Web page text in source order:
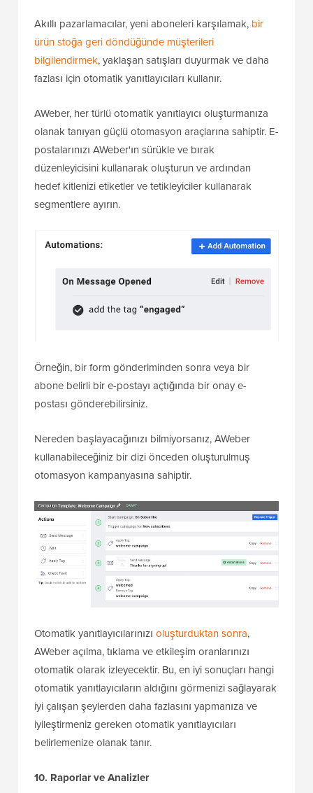
Akıllı pazarlamacılar, yeni aboneleri karşılamak, bir
ürün stoğa geri döndüğünde müşterileri
bilgilendirmek, yaklaşan satışları duyurmak ve daha
fazlası için otomatik yanıtlayıcıları kullanır.
AWeber, her türlü otomatik yanıtlayıcı oluşturmanıza
olanak tanıyan güçlü otomasyon araçlarına sahiptir. E-
postalarınızı AWeber'ın sürükle ve bırak
düzenleyicisini kullanarak oluşturun ve ardından
hedef kitlenizi etiketler ve tetikleyiciler kullanarak
segmentlere ayırın.
Örneğin, bir form gönderiminden sonra veya bir
abone belirli bir e-postayı açtığında bir onay e-
postası gönderebilirsiniz.
Nereden başlayacağınızı bilmiyorsanız, AWeber
kullanabileceğiniz bir dizi önceden oluşturulmuş
otomasyon kampanyasına sahiptir.
Otomatik yanıtlayıcılarınızı oluşturduktan sonra,
AWeber açılma, tıklama ve etkileşim oranlarınızı
otomatik olarak izleyecektir. Bu, en iyi sonuçları hangi
otomatik yanıtlayıcıların aldığını görmenizi sağlayarak
iyi çalışan şeylerden daha fazlasını yapmanıza ve
iyileştirmeniz gereken otomatik yanıtlayıcıları
belirlemenize olanak tanır.
10. Raporlar ve Analizler